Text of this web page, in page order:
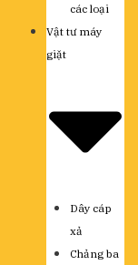
các loại
Vật tư máy
giặt
Dây cáp
xả
Chảng ba